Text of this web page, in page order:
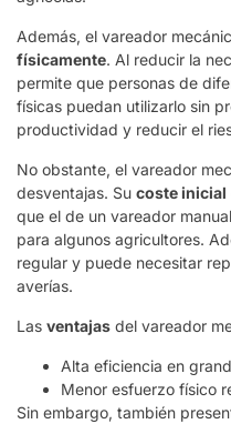
Además, el vareador
físicamente. Al reducir la
permite que personas de
físicas puedan utilizarlo sin
productividad y reducir el
No obstante, el vareador
desventajas. Su coste inicial
que el de un vareador
para algunos agricultores.
regular y puede necesitar
averías.
Las ventajas del vareador
Alta eficiencia en
Menor esfuerzo físico
Sin embargo, también